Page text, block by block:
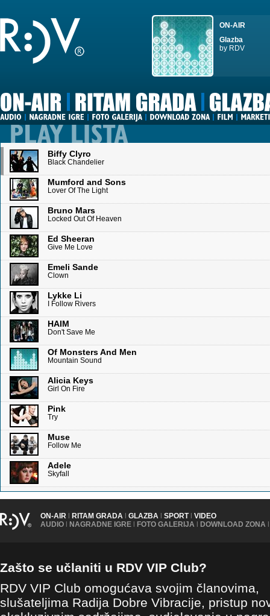
ON-AIR
Glazba
by RDV
Biffy Clyro
Black Chandelier
Mumford and Sons
Lover Of The Light
Bruno Mars
Locked Out Of Heaven
Ed Sheeran
Give Me Love
Emeli Sande
Clown
Lykke Li
I Follow Rivers
HAIM
Don't Save Me
Of Monsters And Men
Mountain Sound
Alicia Keys
Girl On Fire
Pink
Try
Muse
Follow Me
Adele
Skyfall
ON-AIR | RITAM GRADA | GLAZBA | SPORT | VIDEO
AUDIO | NAGRADNE IGRE | FOTO GALERIJA | DOWNLOAD ZONA |
Zašto se učlaniti u RDV VIP Club?
RDV VIP Club omogućava svojim članovima,
slušateljima Radija Dobre Vibracije, pristup